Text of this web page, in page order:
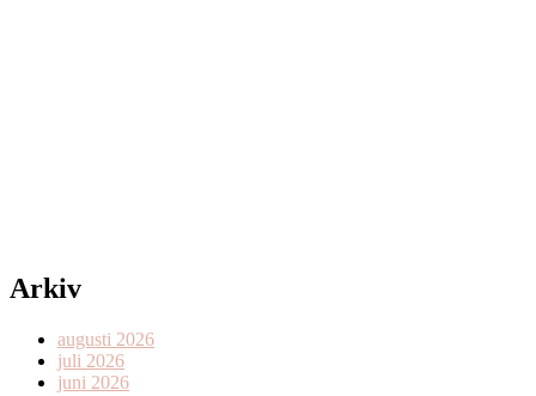
Arkiv
augusti 2026
juli 2026
juni 2026